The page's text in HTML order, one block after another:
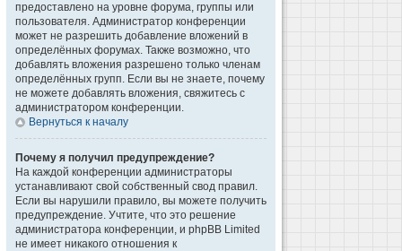
предоставлено на уровне форума, группы или
пользователя. Администратор конференции
может не разрешить добавление вложений в
определённых форумах. Также возможно, что
добавлять вложения разрешено только членам
определённых групп. Если вы не знаете, почему
не можете добавлять вложения, свяжитесь с
администратором конференции.
Вернуться к началу
Почему я получил предупреждение?
На каждой конференции администраторы
устанавливают свой собственный свод правил.
Если вы нарушили правило, вы можете получить
предупреждение. Учтите, что это решение
администратора конференции, и phpBB Limited
не имеет никакого отношения к